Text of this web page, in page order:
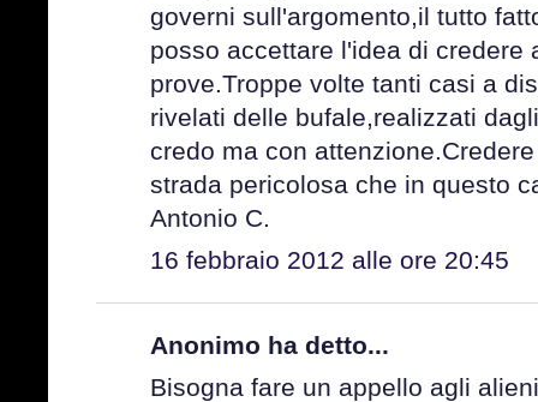
governi sull'argomento,il tutto
posso accettare l'idea di credere
prove.Troppe volte tanti casi a
rivelati delle bufale,realizzati
credo ma con
strada pericolosa che in questo
Antonio C.
16 febbraio 2012 alle ore 20:45
Anonimo ha detto...
Bisogna fare un appello agli